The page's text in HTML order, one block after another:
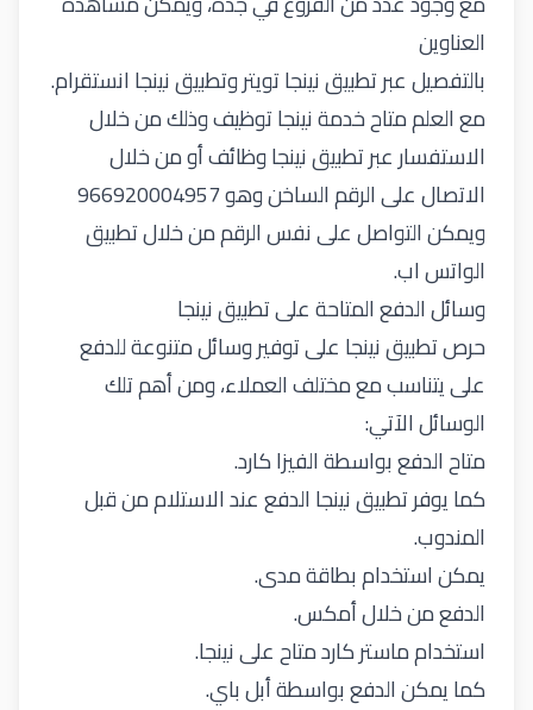
العناوين
بالتفصيل عبر تطبيق نينجا تويتر وتطبيق نينجا انستقرام.
مع العلم متاح خدمة نينجا توظيف وذلك من خلال
الاستفسار عبر تطبيق نينجا وظائف أو من خلال
الاتصال على الرقم الساخن وهو 966920004957
ويمكن التواصل على نفس الرقم من خلال تطبيق
الواتس اب.
وسائل الدفع المتاحة على تطبيق نينجا
حرص تطبيق نينجا على توفير وسائل متنوعة للدفع
على يتناسب مع مختلف العملاء، ومن أهم تلك
الوسائل الآتي:
متاح الدفع بواسطة الفيزا كارد.
كما يوفر تطبيق نينجا الدفع عند الاستلام من قبل
المندوب.
يمكن استخدام بطاقة مدى.
الدفع من خلال أمكس.
استخدام ماستر كارد متاح على نينجا.
كما يمكن الدفع بواسطة أبل باي.